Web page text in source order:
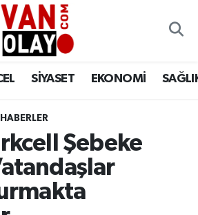
SİYASET EKONOMİ
Şebeke
Haritası
Durumu ve Fikstür